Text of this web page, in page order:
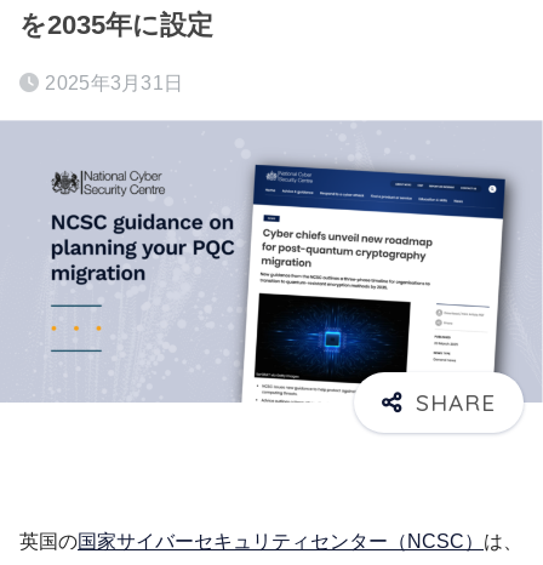
を2035年に設定
2025年3月31日
英国の国家サイバーセキュリティセンター（NCSC） は、